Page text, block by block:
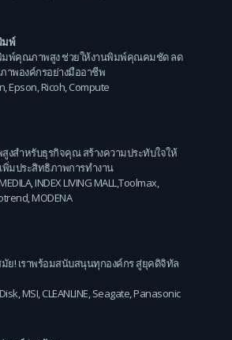
มพ์
มพ์คุณภาพสูง ช่วยให้งานพิมพ์คุณคมชัด ลด
าพองค์กรอย่างมืออาชีพ
,Epson,Ricoh,Compute
งสำหรับธุรกิจคุณ สร้างความประทับใจให้
พิ่มประสิทธิภาพการทำงาน
,INDEX LIVING MALL,Toolmax,
,MODENA
มัย! เราพร้อมสนับสนุนทุกองค์กร สู่ยุคดิจิทัล
,MSI,CLEANLINE,Seagate,Panasonic